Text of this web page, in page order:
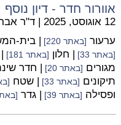
אוורור חדר - דיון נוסף
12 אוגוסט, 2025 | ד"ר
ערעור [באתר 220] | בית-
[באתר 33] | חלון [באתר 181]
מגורים [באתר 20] | חדר
תיקונים [באתר 33] | שטח
ופסילה [באתר 39] | גדר [באתר